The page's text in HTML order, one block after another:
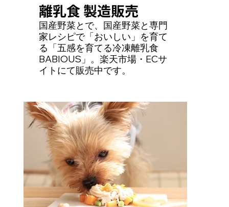
離乳食 製造販売
国産野菜とで、国産野菜と専門
家レシピで「おいしい」を育て
る「五感を育てる冷凍離乳食
BABIOUS」。楽天市場・ECサ
イトにて販売中です。